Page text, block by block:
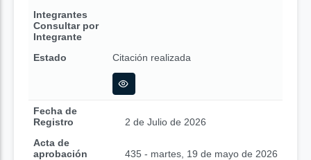
Integrantes
Consultar por
Integrante
Estado
Citación realizada
Fecha de
Registro
2 de Julio de 2026
Acta de
aprobación
435 - martes, 19 de mayo de 2026